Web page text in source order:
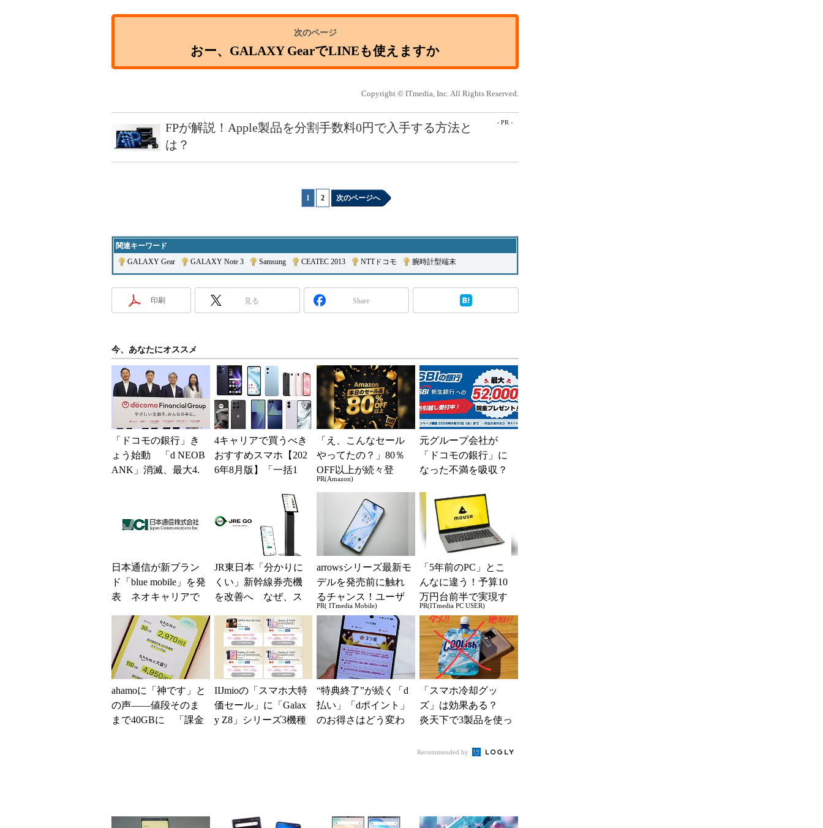
おー、GALAXY GearでLINEも使えますか
Copyright © ITmedia, Inc. All Rights Reserved.
- PR -
FPが解説！Apple製品を分割手数料0円で入手する方法と
は？
1 2 次のページへ
関連キーワード
GALAXY Gear
GALAXY Note 3 Samsung CEATEC 2013 NTTドコモ 腕時計型端末
印刷 見る Share
今、あなたにオススメ
「ドコモの銀行」き
ょう始動 「d NEOB
ANK」消滅、最大4.
4キャリアで買うべき
おすすめスマホ【202
6年8月版】「一括1
「え、こんなセール
やってたの？」80％
OFF以上が続々登
場！Amazonの本気が
PR(Amazon)
元グループ会社が
「ドコモの銀行」に
なった不満を吸収？
BIの銀行」として最
大5....
日本通信が新ブラン
ド「blue mobile」を発
表 ネオキャリアで
JR東日本「分かりに
くい」新幹線券売機
を改善へ なぜ、ス
の最短1分購入」を実
現？
arrowsシリーズ最新モ
デルを発売前に触れ
るチャンス！ユーザ
ー座談会開催
PR( ITmedia Mobile)
「5年前のPC」とこ
んなに違う！予算10
万円台前半で実現す
る快適PCライフ
PR(ITmedia PC USER)
ahamoに「神です」と
の声――値段そのま
まで40GBに 「課金
IIJmioの「スマホ大特
価セール」に「Galax
y Z8」シリーズ3機種
“特典終了”が続く「d
払い」「dポイント」
のお得さはどう変わ
「スマホ冷却グッ
ズ」は効果ある？
炎天下で3製品を使っ
Recommended by